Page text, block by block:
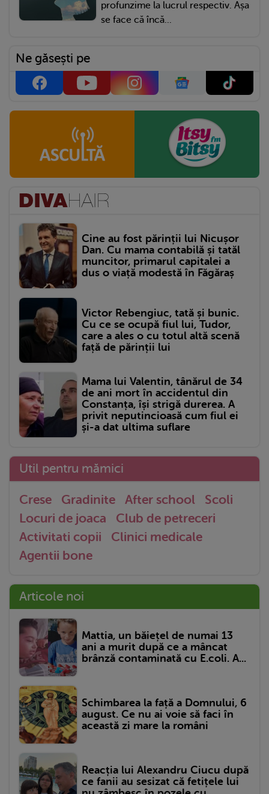
profunzime la lucrul respectiv. Așa
se face că încă...
Ne găsești pe
Cine au fost părinții lui Nicușor
Dan. Cu mama contabilă și tatăl
muncitor, primarul capitalei a
dus o viață modestă în Făgăraș
Victor Rebengiuc, tată și bunic.
Cu ce se ocupă fiul lui, Tudor,
care a ales o cu totul altă scenă
față de părinții lui
Mama lui Valentin, tânărul de 34
de ani mort în accidentul din
Constanța, își strigă durerea. A
privit neputincioasă cum fiul ei
și-a dat ultima suflare
Util pentru mămici
Crese Gradinite After school
Scoli
Locuri de joaca
Club de petreceri
Activitati copii
Clinici medicale
Agentii bone
Articole noi
Mattia, un băiețel de numai 13
ani a murit după ce a mâncat
brânză contaminată cu E.coli. A...
Schimbarea la față a Domnului, 6
august. Ce nu ai voie să faci în
această zi mare la români
Reacția lui Alexandru Ciucu după
ce fanii au sesizat că fetițele lui